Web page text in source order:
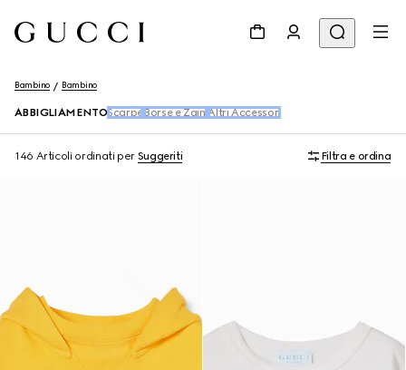
Bambino Bambino
ABBIGLIAMENTO Scarpe Borse e Zaini Altri Accessori
146 Articoli ordinati per Suggeriti Filtra e ordina